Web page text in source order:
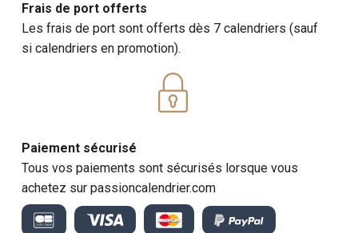
force et la polyvalence de cette race emblématique.
Exemples de photos
: Chevaux Quarter Horses en
action, chevaux Quarter Horses en compétition,
portraits expressifs de chevaux Quarter Horses.
Informations supplémentaires
Calendrier Chevaux de Trait 2027
Les chevaux de trait, avec leur taille imposante et leur
Frais de port offerts
Les frais de port sont offerts dès 7 calendriers (sauf
si calendriers en promotion).
Paiement sécurisé
Tous vos paiements sont sécurisés lorsque vous
achetez sur passioncalendrier.com